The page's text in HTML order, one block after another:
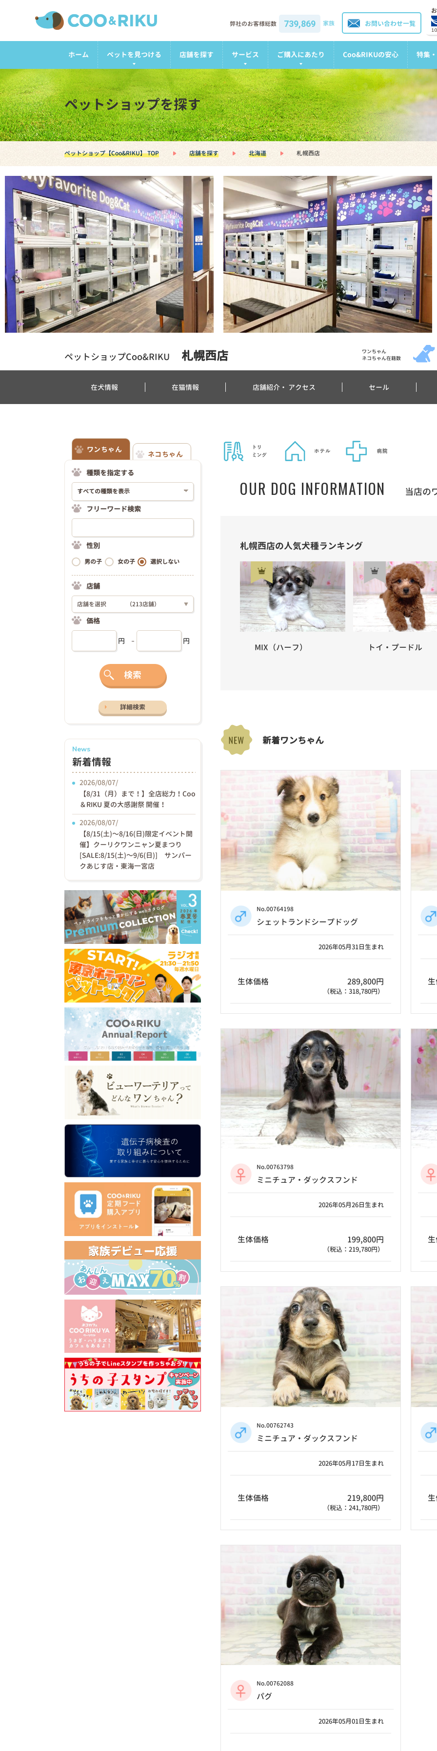
お問い合わせ一覧
弊社のお客様総数 739,869 家族
ホーム ペットを見つける 店舗を探す サービス ご購入にあたり Coo&RIKUの安心 特集
ペットショップを探す
ペットショップ【Coo&RIKU】 TOP 店舗を探す 北海道 札幌西店
ペットショップCoo&RIKU 札幌西店
ワンちゃん
ネコちゃん在籍数
在犬情報 在猫情報 店舗紹介・ アクセス セール
OUR DOG INFORMATION 当店の
札幌西店の人気犬種ランキング
MIX（ハーフ） トイ・プードル
新着ワンちゃん
No.00764198
シェットランドシープドッグ
2026年05月31日生まれ
生体価格 289,800円
（税込：318,780円）
No.00763798
ミニチュア・ダックスフンド
2026年05月26日生まれ
生体価格 199,800円
（税込：219,780円）
No.00762743
ミニチュア・ダックスフンド
2026年05月17日生まれ
生体価格 219,800円
（税込：241,780円）
No.00762088
パグ
2026年05月01日生まれ
ワンちゃん
ネコちゃん
種類を指定する
フリーワード検索
性別
男の子 女の子 選択しない
店舗
店舗を選択 （213店舗） ▼
価格
円 円
検索
詳細検索
News
新着情報
2026/08/07/
【8/31（月）まで！】全店総力！Coo
＆RIKU 夏の大感謝祭 開催！
2026/08/07/
【8/15(土)〜8/16(日)限定イベント開
催】クーリクワンニャン夏まつり
[SALE:8/15(土)～9/6(日)] サンパー
クあじす店・東海一宮店